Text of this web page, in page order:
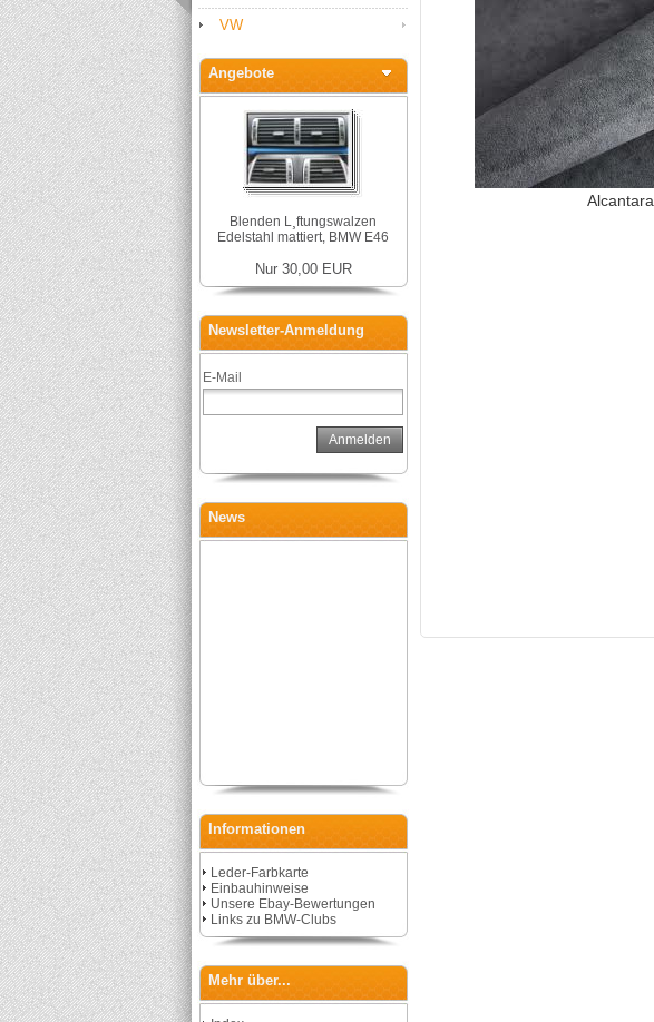
VW
Angebote
Blenden L¸ftungswalzen
Edelstahl mattiert, BMW E46
Nur 30,00 EUR
Newsletter-Anmeldung
E-Mail
Anmelden
News
Informationen
Leder-Farbkarte
Einbauhinweise
Unsere Ebay-Bewertungen
Links zu BMW-Clubs
Mehr über...
Alcantara